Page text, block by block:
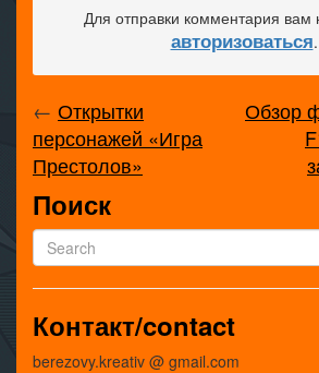
Для отправки комментария вам
авторизоваться.
← Открытки
персонажей «Игра
Престолов»
Обзор
Поиск
Контакт/contact
berezovy.kreativ @ gmail.com